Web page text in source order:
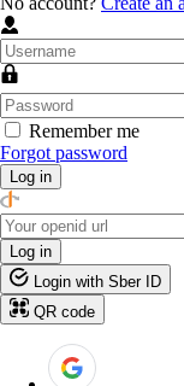
Remember me
Forgot password
Log in
Log in
Login with Sber ID
QR code